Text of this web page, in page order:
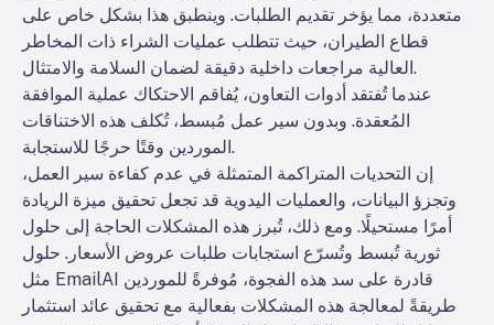
متعددة، مما يؤخر تقديم الطلبات. وينطبق هذا بشكل خاص على
قطاع الطيران، حيث تتطلب عمليات الشراء ذات المخاطر
العالية مراجعات داخلية دقيقة لضمان السلامة والامتثال.
عندما تُفتقد أدوات التعاون، يُفاقم الاحتكاك عملية الموافقة
المُعقدة. وبدون سير عمل مُبسط، تُكلف هذه الاختناقات
الموردين وقتًا حرجًا للاستجابة.
إن التحديات المتراكمة المتمثلة في عدم كفاءة سير العمل،
وتجزؤ البيانات، والعمليات اليدوية قد تجعل تحقيق ميزة الريادة
أمرًا مستحيلًا. ومع ذلك، تُبرز هذه المشكلات الحاجة إلى حلول
ثورية تُبسط وتُسرّع استجابات طلبات عروض الأسعار. حلول
مثل EmailAI قادرة على سد هذه الفجوة، مُوفرةً للموردين
طريقةً لمعالجة هذه المشكلات بفعالية مع تحقيق عائد استثمار